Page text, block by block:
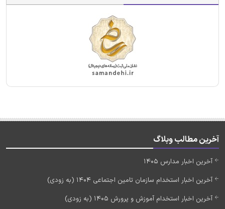
آخرین مطالب وبلاگ
آخرین اخبار مدارس 1405
آخرین اخبار استخدام سازمان تامین اجتماعی 1404 (به زودی)
آخرین اخبار استخدام آموزش و پرورش 1405 (به زودی)